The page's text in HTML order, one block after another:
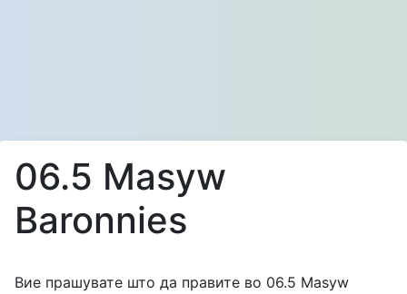
06.5 Masyw
Baronnies
Вие прашувате што да правите во 06.5 Masyw